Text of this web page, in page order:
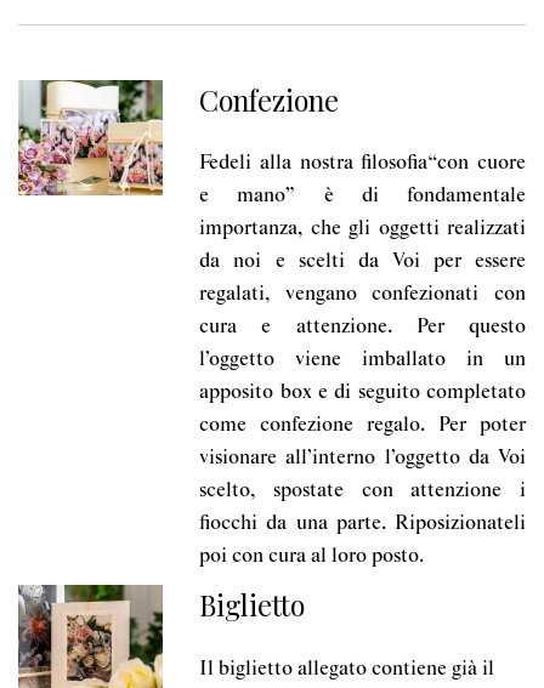
Confezione
Fedeli alla nostra filosofia“con cuore
e mano” è di fondamentale
importanza, che gli oggetti realizzati
da noi e scelti da Voi per essere
regalati, vengano confezionati con
cura e attenzione. Per questo
l’oggetto viene imballato in un
apposito box e di seguito completato
come confezione regalo. Per poter
visionare all’interno l’oggetto da Voi
scelto, spostate con attenzione i
fiocchi da una parte. Riposizionateli
poi con cura al loro posto.
Biglietto
Il biglietto allegato contiene già il